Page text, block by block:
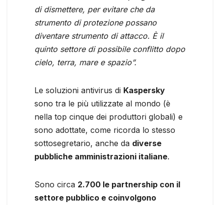
di dismettere, per evitare che da
strumento di protezione possano
diventare strumento di attacco. È il
quinto settore di possibile conflitto dopo
cielo, terra, mare e spazio”.
Le soluzioni antivirus di Kaspersky
sono tra le più utilizzate al mondo (è
nella top cinque dei produttori globali) e
sono adottate, come ricorda lo stesso
sottosegretario, anche da diverse
pubbliche amministrazioni italiane.
Sono circa 2.700 le partnership con il
settore pubblico e coinvolgono